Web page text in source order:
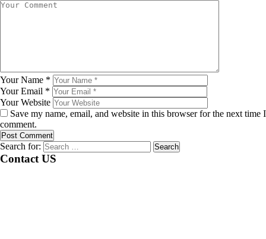
Your Name *
Your Email *
Your Website
Save my name, email, and website in this browser for the next time I
comment.
Search for:
Contact US